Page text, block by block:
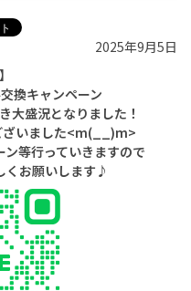
2025年9月5日
換キャンペーン
大盛況となりました！
ざいました<m(__)m>
等行っていきますので
くお願いします♪